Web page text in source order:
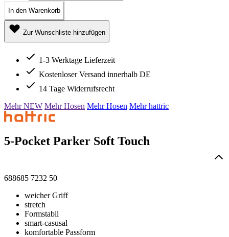
In den Warenkorb
Zur Wunschliste hinzufügen
1-3 Werktage Lieferzeit
Kostenloser Versand innerhalb DE
14 Tage Widerrufsrecht
Mehr NEW Mehr Hosen Mehr Hosen Mehr hattric
5-Pocket Parker Soft Touch
688685 7232 50
weicher Griff
stretch
Formstabil
smart-casusal
komfortable Passform